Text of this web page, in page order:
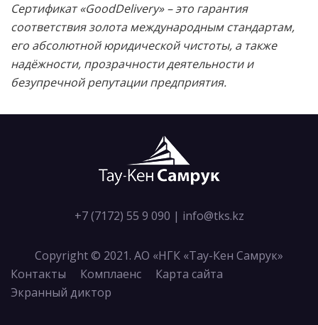
Сертификат «GoodDelivery» – это гарантия
соответствия золота международным стандартам,
его абсолютной юридической чистоты, а также
надёжности, прозрачности деятельности и
безупречной репутации предприятия.
+7 (7172) 55 9 090 | info@tks.kz
Copyright © 2021. АО «НГК «Тау-Кен Самрук»
Контакты
Комплаенс
Карта сайта
Экранный диктор